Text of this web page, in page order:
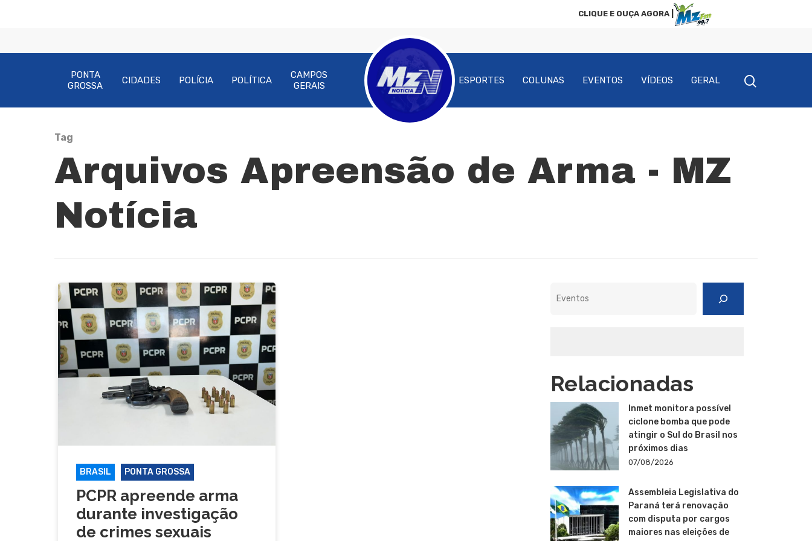
CLIQUE E OUÇA AGORA |
Pressione Enter para pesquisar ou ESC para fechar
PONTA
GROSSA
CIDADES POLÍCIA POLÍTICA
CAMPOS
GERAIS
ESPORTES COLUNAS EVENTOS VÍDEOS GERAL
Tag
Arquivos Apreensão de Arma - MZ
Notícia
BRASIL PONTA GROSSA
PCPR apreende arma
durante investigação
de crimes sexuais
Relacionadas
Inmet monitora possível
ciclone bomba que pode
atingir o Sul do Brasil nos
próximos dias
07/08/2026
Assembleia Legislativa do
Paraná terá renovação
com disputa por cargos
maiores nas eleições de